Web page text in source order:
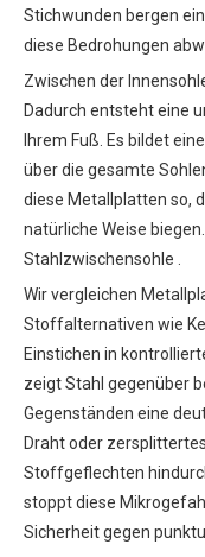
Stichwunden bergen
diese Bedrohungen
Zwischen der
Dadurch entsteht eine
Ihrem Fuß. Es bildet
über die gesamte
diese Metallplatten so,
natürliche Weise biegen.
Stahlzwischensohle .
Wir vergleichen
Stoffalternativen wie
Einstichen in
zeigt Stahl gegenüber
Gegenständen eine
Draht oder
Stoffgeflechten
stoppt diese
Sicherheit gegen